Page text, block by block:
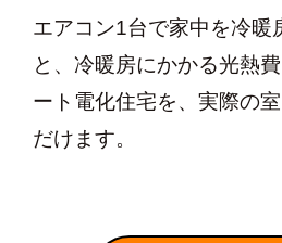
エアコン1台で家中を冷暖
と、冷暖房にかかる光熱
ート電化住宅を、実際の
だけます。